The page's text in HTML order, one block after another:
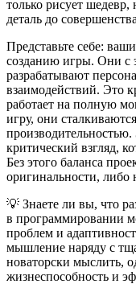
только рисует
деталь до
Представьте себе:
созданию игры. Они с
разрабатывают
взаимодействий. Это
работает на полную
игру, они
производительностью.
критический взгляд,
Без этого баланса
оригинальности,
💡 Знаете ли вы, что
в программировании
проблем и
мышление наряду с
новаторски мыслить,
жизнеспособность и